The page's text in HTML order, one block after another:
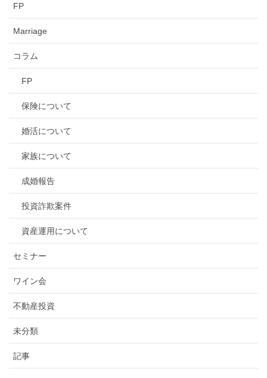
FP
Marriage
コラム
FP
保険について
婚活について
家族について
成婚報告
投資詐欺案件
資産運用について
セミナー
ワイン会
不動産投資
未分類
記事